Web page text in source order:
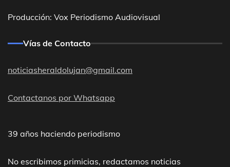
Producción: Vox Periodismo Audiovisual
Vías de Contacto
noticiasheraldolujan@gmail.com
Contactanos por Whatsapp
39 años haciendo periodismo
No escribimos primicias, redactamos noticias